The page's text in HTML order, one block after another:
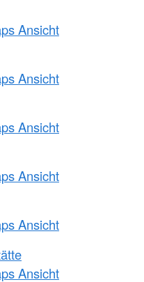
Ansicht
Ansicht
Ansicht
Ansicht
Ansicht
Ansicht